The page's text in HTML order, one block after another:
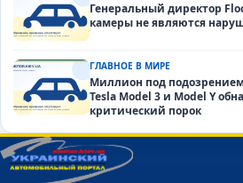
Генеральный директор
камеры не являются
ГЛАВНОЕ В МИРЕ
Миллион под
Tesla Model 3 и Model Y
критический порок